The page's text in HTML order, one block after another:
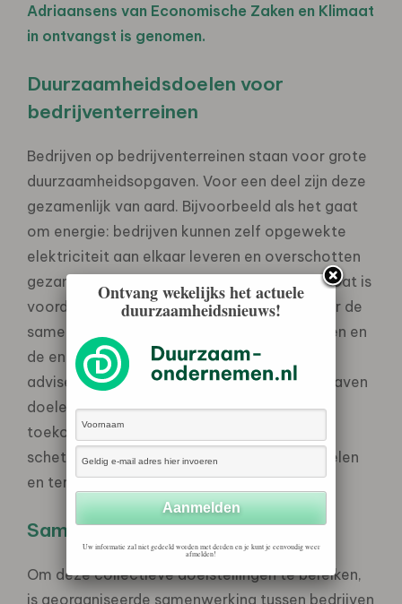
Adriaansens van Economische Zaken en Klimaat
in ontvangst is genomen.
Duurzaamheidsdoelen voor
bedrijventerreinen
Bedrijven op bedrijventerreinen staan voor grote
duurzaamheidsopgaven. Voor een deel zijn deze
gezamenlijk van aard. Bijvoorbeeld als het gaat
om energie: bedrijven kunnen zelf opgewekte
elektriciteit aan elkaar leveren en overschotten
gezamenlijk opslaan om later te gebruiken. Dat is
voordelig voor bedrijven zelf, maar óók voor de
samenleving: netcongestie wordt voorkomen en
de energietransitie wordt versneld. De raad
adviseert het Rijk voor de gezamenlijke opgaven
doelen te stellen. Dat kan door een
toekomstbeeld voor bedrijventerreinen te
schetsen, voorzien van meetbare tussendoelen
en termijnen om deze te bereiken.
Samenwerking
Om deze collectieve doelstellingen te bereiken,
is georganiseerde samenwerking tussen bedrijven
Ontvang wekelijks het actuele
duurzaamheidsnieuws!
Uw informatie zal niet gedeeld worden met derden en je kunt je eenvoudig weer
afmelden!